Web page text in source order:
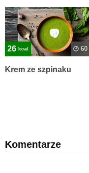
26 kcal
Krem ze szpinaku
Komentarze